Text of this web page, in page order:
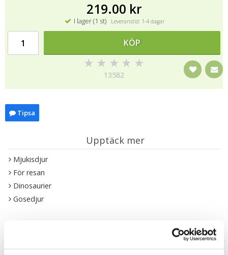
219.00 kr
I lager (1 st) Leveranstid: 1-4 dagar
KÖP
★ ★ ★ ★ ★
13582
Tipsa
Upptäck mer
Mjukisdjur
För resan
Dinosaurier
Gosedjur
Produkten har inga recensioner